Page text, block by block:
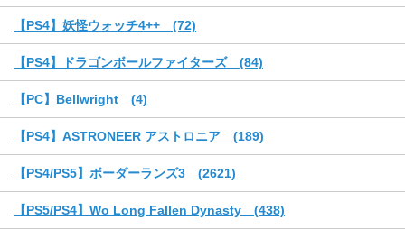
【PS4】妖怪ウォッチ4++ (72)
【PS4】ドラゴンボールファイターズ (84)
【PC】Bellwright (4)
【PS4】ASTRONEER アストロニア (189)
【PS4/PS5】ボーダーランズ3 (2621)
【PS5/PS4】Wo Long Fallen Dynasty (438)